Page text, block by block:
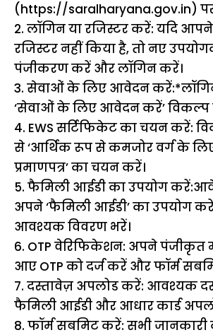
(https://saralharyana.gov.in) पर
2. लॉगिन या रजिस्टर करें: यदि
रजिस्टर नहीं किया है, तो नए
पंजीकरण करें और लॉगिन करें।
3. सेवाओं के लिए आवेदन
‘सेवाओं के लिए आवेदन करें’ विकल्प
4. EWS सर्टिफिकेट का चयन करें:
से ‘आर्थिक रूप से कमजोर वर्ग के
प्रमाणपत्र’ का चयन करें।
5. फैमिली आईडी का उपयोग
अपने ‘फैमिली आईडी’ का उपयोग
आवश्यक विवरण भरें।
6. OTP वेरिफिकेशन: अपने पंजीकृत
आए OTP को दर्ज करें और फॉर्म
7. दस्तावेज़ अपलोड करें: आवश्यक
फैमिली आईडी और आधार कार्ड
8. फॉर्म सबमिट करें: सभी जानकारी